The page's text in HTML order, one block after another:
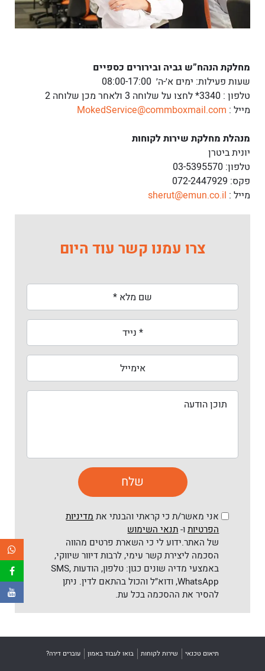
מחלקת הנהח”ש גביה ובירורים כספיים
שעות פעילות: ימים א׳-ה׳ 08:00-17:00
טלפון : 3340* לחצו על שלוחה 3 ולאחר מכן שלוחה 2
מייל : MokedService@commboxmail.com
מנהלת מחלקת שירות לקוחות
יונית ביטרן
טלפון: 03-5395570
פקס: 072-2447929
מייל : sherut@emun.co.il
צרו עמנו קשר עוד היום
אני מאשר/ת כי קראתי והבנתי אתמדיניות
הפרטיותו-תנאי השימוש
של האתר.ידוע לי כי השארת פרטים מהווה
הסכמה ליצירת קשר עימי, לרבות דיוור שיווקי,
באמצעי מדיה שונים כגון: טלפון, הודעות SMS,
WhatsApp, ודוא״ל והכול בהתאם לדין. ניתן
להסיר את ההסכמה בכל עת.
תיאום טכנאי שירות לקוחות בואו לעבוד באמון עוברים דירה?